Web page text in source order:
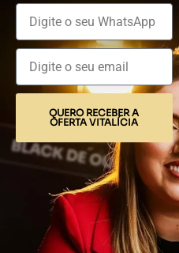
QUERO RECEBER A
OFERTA VITALÍCIA